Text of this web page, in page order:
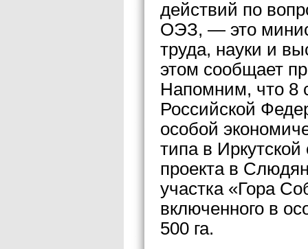
действий по
ОЭЗ, — это
труда, науки и
этом сообщает
Напомним, что 8
Российской
особой
типа в
проекта в
участка «Гора
включенного в
500 га.